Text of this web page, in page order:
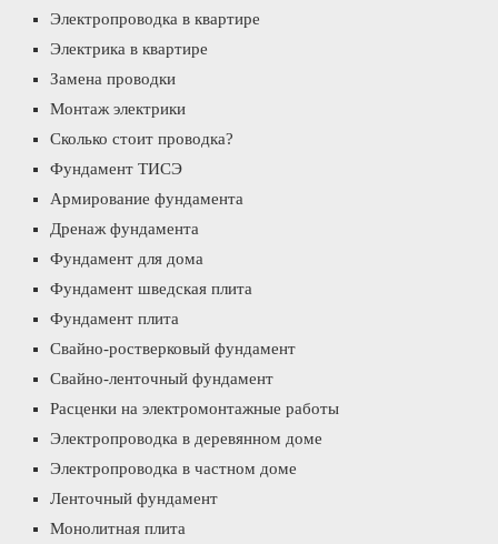
Электропроводка в квартире
Электрика в квартире
Замена проводки
Монтаж электрики
Сколько стоит проводка?
Фундамент ТИСЭ
Армирование фундамента
Дренаж фундамента
Фундамент для дома
Фундамент шведская плита
Фундамент плита
Свайно-ростверковый фундамент
Свайно-ленточный фундамент
Расценки на электромонтажные работы
Электропроводка в деревянном доме
Электропроводка в частном доме
Ленточный фундамент
Монолитная плита